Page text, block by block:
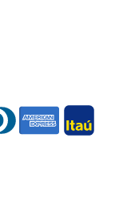
american itau